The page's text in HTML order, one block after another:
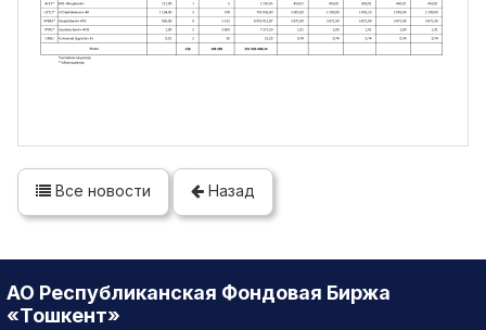
Все новости Назад
АО Республиканская Фондовая Биржа
«Тошкент»